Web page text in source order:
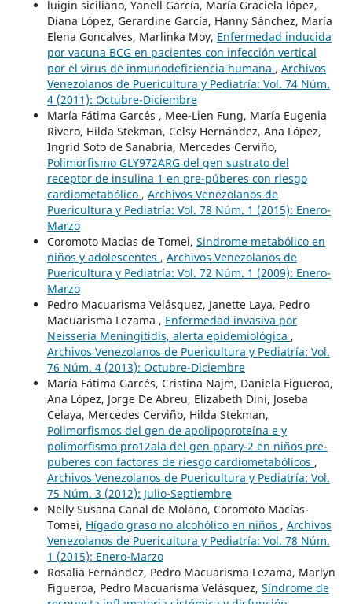
luigin siciliano, Yanell García, María Graciela lópez,
Diana López, Gerardine García, Hanny Sánchez, María
Elena Goncalves, Marlinka Moy, Enfermedad inducida
por vacuna BCG en pacientes con infección vertical
por el virus de inmunodeficiencia humana , Archivos
Venezolanos de Puericultura y Pediatría: Vol. 74 Núm.
4 (2011): Octubre-Diciembre
María Fátima Garcés , Mee-Lien Fung, María Eugenia
Rivero, Hilda Stekman, Celsy Hernández, Ana López,
Ingrid Soto de Sanabria, Mercedes Cerviño,
Polimorfismo GLY972ARG del gen sustrato del
receptor de insulina 1 en pre-púberes con riesgo
cardiometabólico , Archivos Venezolanos de
Puericultura y Pediatría: Vol. 78 Núm. 1 (2015): Enero-
Marzo
Coromoto Macias de Tomei, Sindrome metabólico en
niños y adolescentes , Archivos Venezolanos de
Puericultura y Pediatría: Vol. 72 Núm. 1 (2009): Enero-
Marzo
Pedro Macuarisma Velásquez, Janette Laya, Pedro
Macuarisma Lezama , Enfermedad invasiva por
Neisseria Meningitidis, alerta epidemiológica ,
Archivos Venezolanos de Puericultura y Pediatría: Vol.
76 Núm. 4 (2013): Octubre-Diciembre
María Fátima Garcés, Cristina Najm, Daniela Figueroa,
Ana López, Jorge De Abreu, Elizabeth Dini, Joseba
Celaya, Mercedes Cerviño, Hilda Stekman,
Polimorfismos del gen de apolipoproteína e y
polimorfismo pro12ala del gen pparγ-2 en niños pre-
puberes con factores de riesgo cardiometabólicos ,
Archivos Venezolanos de Puericultura y Pediatría: Vol.
75 Núm. 3 (2012): Julio-Septiembre
Nelly Susana Canal de Molano, Coromoto Macías-
Tomei, Hígado graso no alcohólico en niños , Archivos
Venezolanos de Puericultura y Pediatría: Vol. 78 Núm.
1 (2015): Enero-Marzo
Rosalia Fernández, Pedro Macuarisma Lezama, Marlyn
Figueroa, Pedro Macuarisma Velásquez, Síndrome de